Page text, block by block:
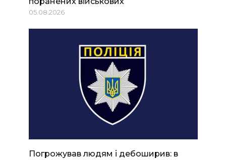
05.08.2026
Погрожував людям і дебоширив: в